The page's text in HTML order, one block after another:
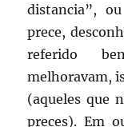
distancia”,
prece,
referido
melhoravam,
(aqueles que
preces). Em